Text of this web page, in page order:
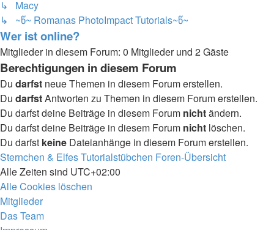
↳ Macy
↳ ~წ~ Romanas PhotoImpact Tutorials~წ~
Wer ist online?
Mitglieder in diesem Forum: 0 Mitglieder und 2 Gäste
Berechtigungen in diesem Forum
Du darfst neue Themen in diesem Forum erstellen.
Du darfstAntworten zu Themen in diesem Forum erstellen.
Du darfst deine Beiträge in diesem Forum nichtändern.
Du darfst deine Beiträge in diesem Forum nicht löschen.
Du darfst keine Dateianhänge in diesem Forum erstellen.
Sternchen & Elfes Tutorialstübchen Foren-Übersicht
Alle Zeiten sind UTC+02:00
Alle Cookies löschen
Mitglieder
Das Team